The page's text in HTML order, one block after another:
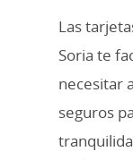
Las
Soria te
necesitar
seguros